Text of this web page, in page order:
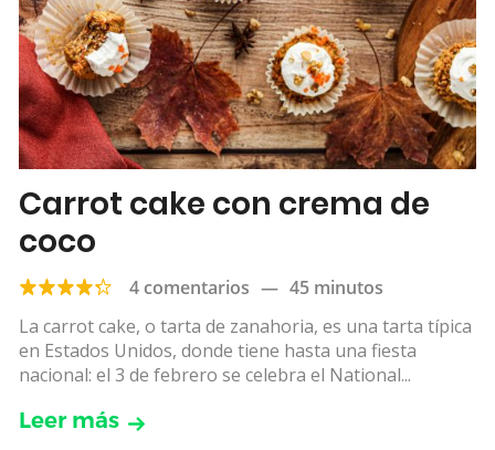
Carrot cake con crema de
coco
4 comentarios — 45 minutos
La carrot cake, o tarta de zanahoria, es una tarta típica
en Estados Unidos, donde tiene hasta una fiesta
nacional: el 3 de febrero se celebra el National...
Leer más